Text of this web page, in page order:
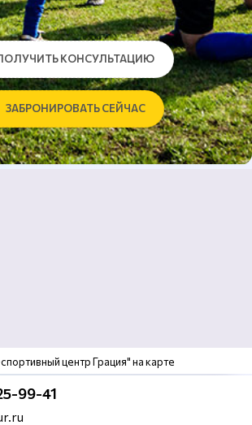
ЗАБРОНИРОВАТЬ СЕЙЧАС
КОНСУЛЬТАЦИЮ
центр Грация" на карте
99-41